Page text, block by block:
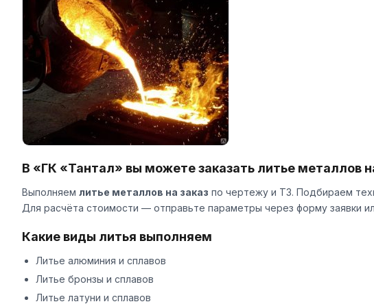
В «ГК «Тантал» вы можете заказать литье металлов
Выполняем литье металлов на заказ по чертежу и ТЗ. Подбираем
Для расчёта стоимости — отправьте параметры через форму заявки
Какие виды литья выполняем
Литье алюминия и сплавов
Литье бронзы и сплавов
Литье латуни и сплавов